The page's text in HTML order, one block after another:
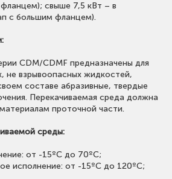
свыше 7,5 кВт – в
с большим фланцем).
CDM/CDMF предназначены для
не взрывоопасных жидкостей,
составе абразивные, твердые
Перекачиваемая среда должна
проточной части.
среды:
от -15ºС до 70ºС;
исполнение: от -15ºС до 120ºС;